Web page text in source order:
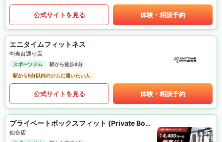
公式サイトを見る 体験・相談予約
エニタイムフィットネス
勾当台通り店
スポーツジム
駅から徒歩4分
駅から5分以内のジムに通いたい人
公式サイトを見る 体験・相談予約
プライベートボックスフィット (Private Box Fit)
仙台店